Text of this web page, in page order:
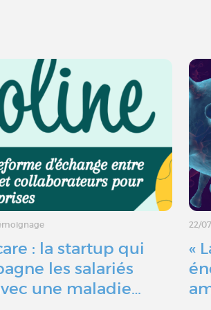
: la startup qui
les salariés
une maladie…
22/
«